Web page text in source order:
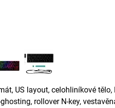
US layout, celohliníkové tělo,
rollover N-key,